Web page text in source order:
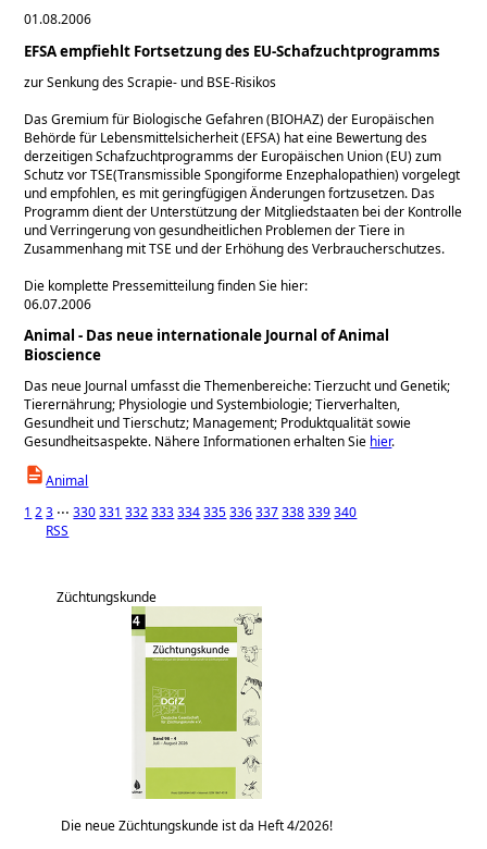
01.08.2006
EFSA empfiehlt Fortsetzung des EU-Schafzuchtprogramms
zur Senkung des Scrapie- und BSE-Risikos
Das Gremium für Biologische Gefahren (BIOHAZ) der Europäischen
Behörde für Lebensmittelsicherheit (EFSA) hat eine Bewertung des
derzeitigen Schafzuchtprogramms der Europäischen Union (EU) zum
Schutz vor TSE(Transmissible Spongiforme Enzephalopathien) vorgelegt
und empfohlen, es mit geringfügigen Änderungen fortzusetzen. Das
Programm dient der Unterstützung der Mitgliedstaaten bei der Kontrolle
und Verringerung von gesundheitlichen Problemen der Tiere in
Zusammenhang mit TSE und der Erhöhung des Verbraucherschutzes.
Die komplette Pressemitteilung finden Sie hier:
06.07.2006
Animal - Das neue internationale Journal of Animal
Bioscience
Das neue Journal umfasst die Themenbereiche: Tierzucht und Genetik;
Tierernährung; Physiologie und Systembiologie; Tierverhalten,
Gesundheit und Tierschutz; Management; Produktqualität sowie
Gesundheitsaspekte. Nähere Informationen erhalten Sie hier.
Animal
1 23 ⋅⋅⋅330331 332333334335336337338339340
RSS
Züchtungskunde
Die neue Züchtungskunde ist da Heft 4/2026!